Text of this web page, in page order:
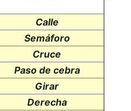
Calle
Semáforo
Cruce
Paso de cebra
Girar
Derecha